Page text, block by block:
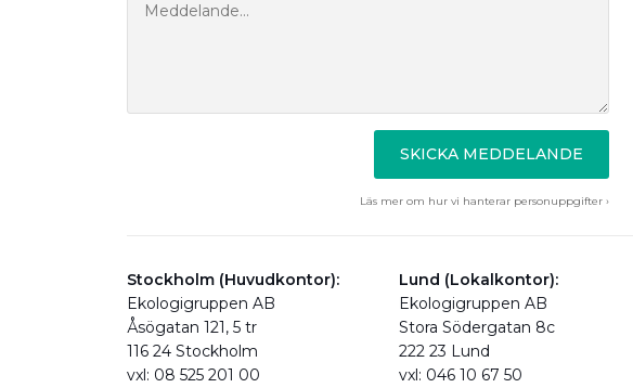
SKICKA MEDDELANDE
Läs mer om hur vi hanterar personuppgifter ›
Stockholm (Huvudkontor):
Ekologigruppen AB
Åsögatan 121, 5 tr
116 24 Stockholm
vxl: 08 525 201 00
Lund (Lokalkontor):
Ekologigruppen AB
Stora Södergatan 8c
222 23 Lund
vxl: 046 10 67 50